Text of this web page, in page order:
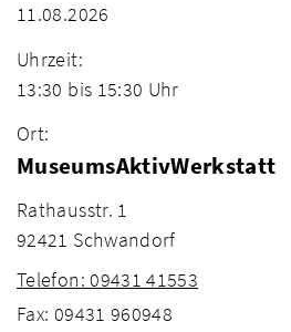
11.08.2026
Uhrzeit:
13:30 bis 15:30 Uhr
Ort:
MuseumsAktivWerkstatt
Rathausstr. 1
92421 Schwandorf
Telefon: 09431 41553
Fax: 09431 960948